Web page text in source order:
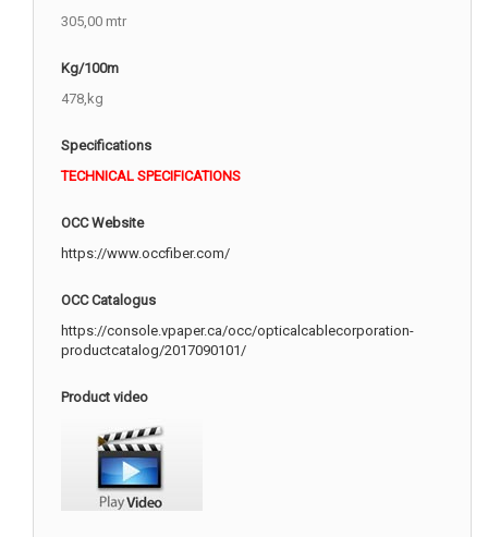
305,00 mtr
Kg/100m
478,kg
Specifications
TECHNICAL SPECIFICATIONS
OCC Website
https://www.occfiber.com/
OCC Catalogus
https://console.vpaper.ca/occ/opticalcablecorporation-
productcatalog/2017090101/
Product video